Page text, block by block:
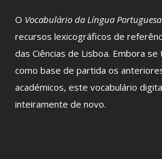
O Vocabulário da Língua Portuguesa
recursos lexicográficos de
das Ciências de Lisboa. Embora
como base de partida os
académicos, este vocabulário
inteiramente de novo.